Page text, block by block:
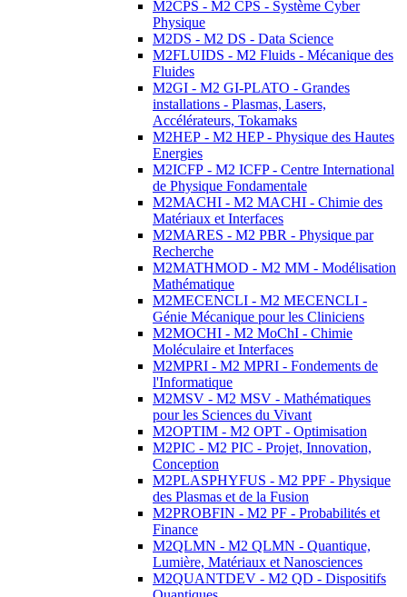
M2CPS - M2 CPS - Système Cyber
Physique
M2DS - M2 DS - Data Science
M2FLUIDS - M2 Fluids - Mécanique des
Fluides
M2GI - M2 GI-PLATO - Grandes
installations - Plasmas, Lasers,
Accélérateurs, Tokamaks
M2HEP - M2 HEP - Physique des Hautes
Energies
M2ICFP - M2 ICFP - Centre International
de Physique Fondamentale
M2MACHI - M2 MACHI - Chimie des
Matériaux et Interfaces
M2MARES - M2 PBR - Physique par
Recherche
M2MATHMOD - M2 MM - Modélisation
Mathématique
M2MECENCLI - M2 MECENCLI -
Génie Mécanique pour les Cliniciens
M2MOCHI - M2 MoChI - Chimie
Moléculaire et Interfaces
M2MPRI - M2 MPRI - Fondements de
l'Informatique
M2MSV - M2 MSV - Mathématiques
pour les Sciences du Vivant
M2OPTIM - M2 OPT - Optimisation
M2PIC - M2 PIC - Projet, Innovation,
Conception
M2PLASPHYFUS - M2 PPF - Physique
des Plasmas et de la Fusion
M2PROBFIN - M2 PF - Probabilités et
Finance
M2QLMN - M2 QLMN - Quantique,
Lumière, Matériaux et Nanosciences
M2QUANTDEV - M2 QD - Dispositifs